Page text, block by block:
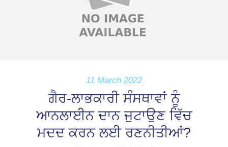
11 March 2022
ਗੈਰ-ਲਾਭਕਾਰੀ ਸੰਸਥਾਵਾਂ ਨੂੰ
ਆਨਲਾਈਨ ਦਾਨ ਜੁਟਾਉਣ ਵਿੱਚ
ਮਦਦ ਕਰਨ ਲਈ ਰਣਨੀਤੀਆਂ?